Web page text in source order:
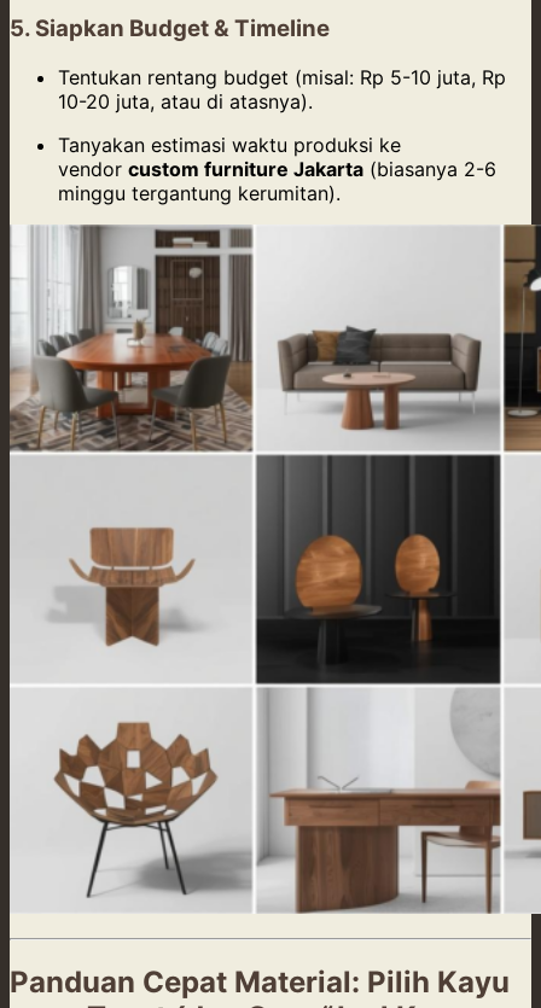
5. Siapkan Budget & Timeline
Tentukan rentang budget (misal: Rp 5-10 juta, Rp
10-20 juta, atau di atasnya).
Tanyakan estimasi waktu produksi ke
vendor custom furniture Jakarta (biasanya 2-6
minggu tergantung kerumitan).
Panduan Cepat Material: Pilih Kayu